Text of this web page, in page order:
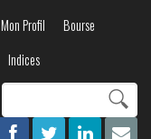
Mon Profil
Bourse
Indices
recherche